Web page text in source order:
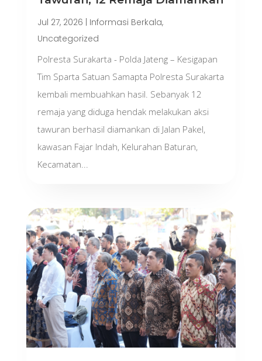
Jul 27, 2026 Informasi Berkala,
Uncategorized
Polresta Surakarta - Polda Jateng – Kesigapan
Tim Sparta Satuan Samapta Polresta Surakarta
kembali membuahkan hasil. Sebanyak 12
remaja yang diduga hendak melakukan aksi
tawuran berhasil diamankan di Jalan Pakel,
kawasan Fajar Indah, Kelurahan Baturan,
Kecamatan...